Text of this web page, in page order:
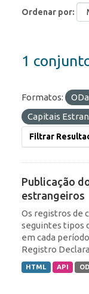
Ordenar por
1
Formatos:
Capitais
Filtrar
Publicação
estrangeiros
Os registros de
seguintes tipos
em cada
Registro
HTML API